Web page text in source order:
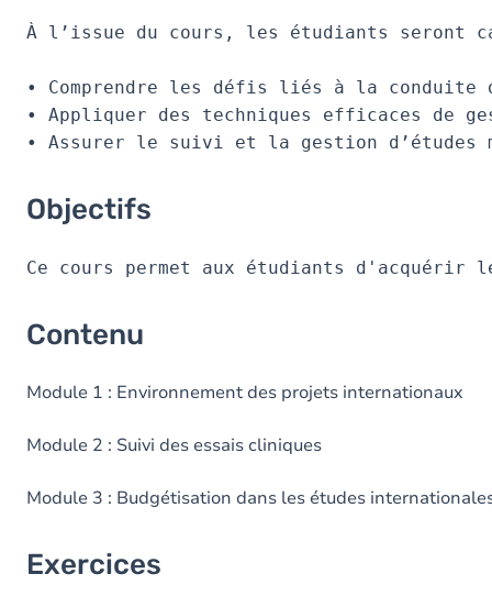
Contenu
Exercices
À l’issue du cours, les étudiants seront
• Comprendre les défis liés à la
• Appliquer des techniques efficaces de
Objectifs
Contenu
Module 1 : Environnement des projets internationaux
Module 2 : Suivi des essais cliniques
Module 3 : Budgétisation dans les études
Exercices